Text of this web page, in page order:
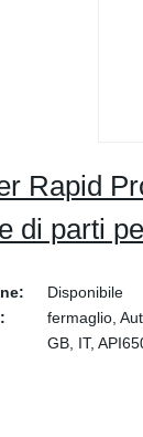
Rapid
di parti
Disponibile
fermaglio,
GB, IT,